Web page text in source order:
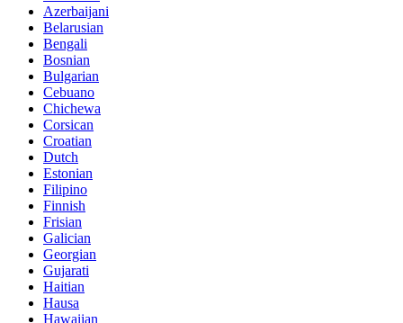
Azerbaijani
Belarusian
Bengali
Bosnian
Bulgarian
Cebuano
Chichewa
Corsican
Croatian
Dutch
Estonian
Filipino
Finnish
Frisian
Galician
Georgian
Gujarati
Haitian
Hausa
Hawaiian